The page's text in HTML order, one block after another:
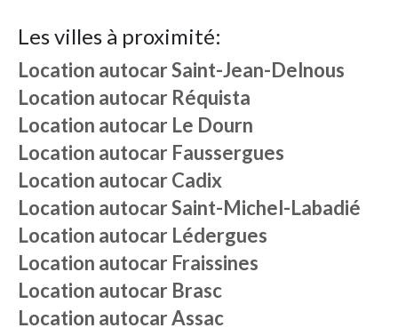
Les villes à proximité:
Location autocarSaint-Jean-Delnous
Location autocar Réquista
Location autocar Le Dourn
Location autocar Faussergues
Location autocarCadix
Location autocarSaint-Michel-Labadié
Location autocar Lédergues
Location autocar Fraissines
Location autocar Brasc
Location autocarAssac